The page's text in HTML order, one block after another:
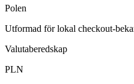
Polen
Utformad för lokal checkout-
Valutaberedskap
PLN